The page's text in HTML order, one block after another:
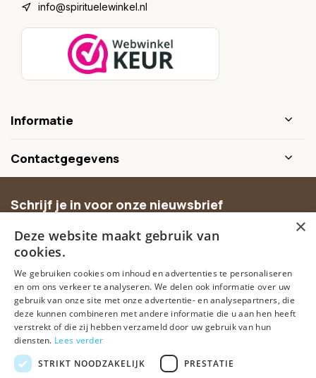
info@spirituelewinkel.nl
Informatie
Contactgegevens
Schrijf je in voor onze nieuwsbrief
aanbiedingen.
Abonneer
×
Deze website maakt gebruik van
cookies.
We gebruiken cookies om inhoud en advertenties te personaliseren
en om ons verkeer te analyseren. We delen ook informatie over uw
gebruik van onze site met onze advertentie- en analysepartners, die
deze kunnen combineren met andere informatie die u aan hen heeft
verstrekt of die zij hebben verzameld door uw gebruik van hun
diensten. Lees verder
STRIKT NOODZAKELIJK
PRESTATIE